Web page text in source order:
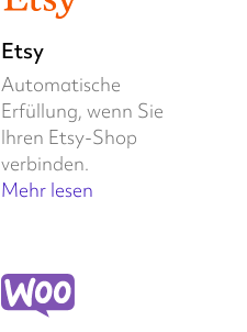
Etsy
Automatische
Erfüllung, wenn Sie
Ihren Etsy-Shop
verbinden.
Mehr lesen